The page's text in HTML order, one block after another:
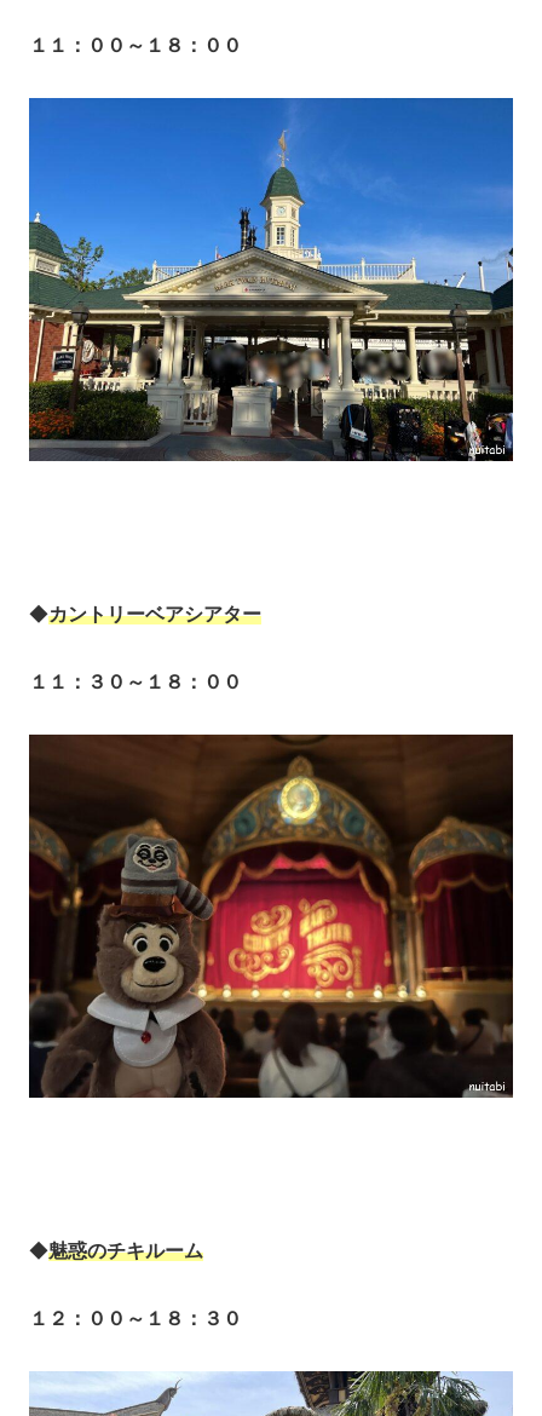
１１：００～１８：００
◆カントリーベアシアター
１１：３０～１８：００
◆魅惑のチキルーム
１２：００ ～ １８ ： ３０